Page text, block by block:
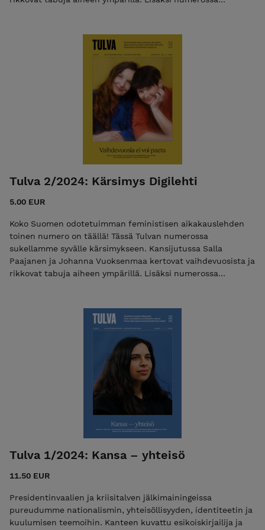
Tulva 2/2024: Kärsimys Digilehti
5.00 EUR
Koko Suomen odotetuimman feministisen aikakauslehden
toinen numero on täällä! Tässä Tulvan numerossa
sukellamme syvälle kärsimykseen. Kansijutussa Salla
Paajanen ja Johanna Vuoksenmaa kertovat vaihdevuosista ja
rikkovat tabuja aiheen ympärillä. Lisäksi numerossa
Tulva 1/2024: Kansa – yhteisö
11.50 EUR
Presidentinvaalien ja kriisitalven jälkimainingeissa
pureudumme nationalismin, yhteisöllisyyden, identiteetin ja
kuulumisen teemoihin. Kanteen kuvattu esikoiskirjailija ja